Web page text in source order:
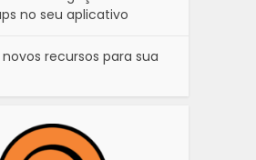
no seu aplicativo
novos recursos para sua